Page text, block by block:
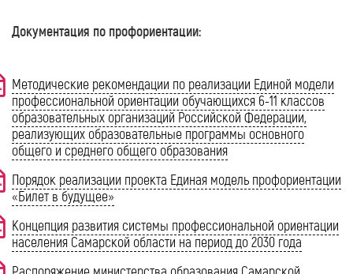
Документация по профориентации:
Методические рекомендации по реализации Единой модели
профессиональной ориентации обучающихся 6-11 классов
образовательных организаций Российской Федерации,
реализующих образовательные программы основного
общего и среднего общего образования
Порядок реализации проекта Единая модель профориентации
«Билет в будущее»
Концепция развития системы профессиональной ориентации
населения Самарской области на период до 2030 года